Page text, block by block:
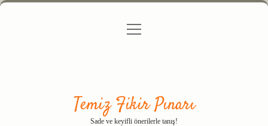
Gizlilik Politikası
menüyü
Temiz Fikir Pınarı
Sade ve keyifli önerilerle tanış!